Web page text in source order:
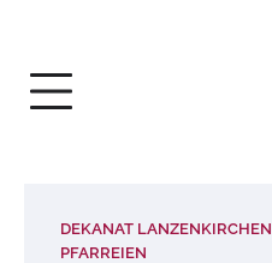
DEKANAT LANZENKIRCHEN
PFARREIEN